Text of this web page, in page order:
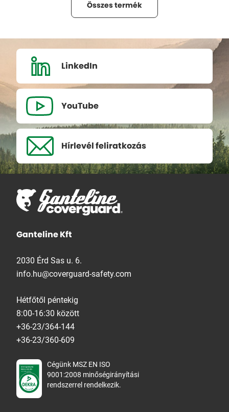
Összes termék
LinkedIn
YouTube
Hírlevél feliratkozás
Ganteline Kft
2030 Érd Sas u. 6.
info.hu@coverguard-safety.com
Hétfőtől péntekig
8:00-16:30 között
+36-23/364-144
+36-23/360-609
Cégünk MSZ EN ISO
9001:2008 minőségirányítási
rendszerrel rendelkezik.